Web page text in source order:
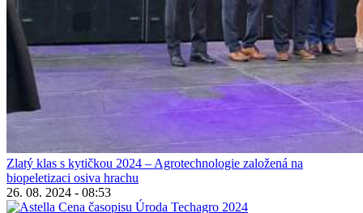
Zlatý klas s kytičkou 2024 – Agrotechnologie založená na
biopeletizaci osiva hrachu
26. 08. 2024 - 08:53